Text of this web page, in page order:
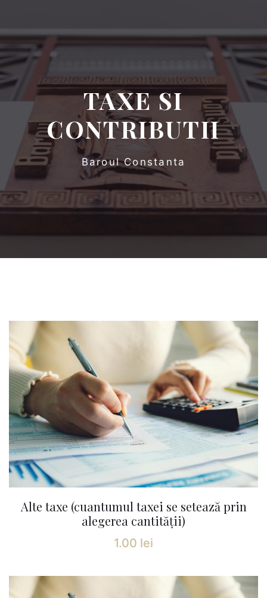
TAXE SI
CONTRIBUTII
Baroul Constanta
Alte taxe (cuantumul taxei se setează prin
alegerea cantității)
1.00 lei